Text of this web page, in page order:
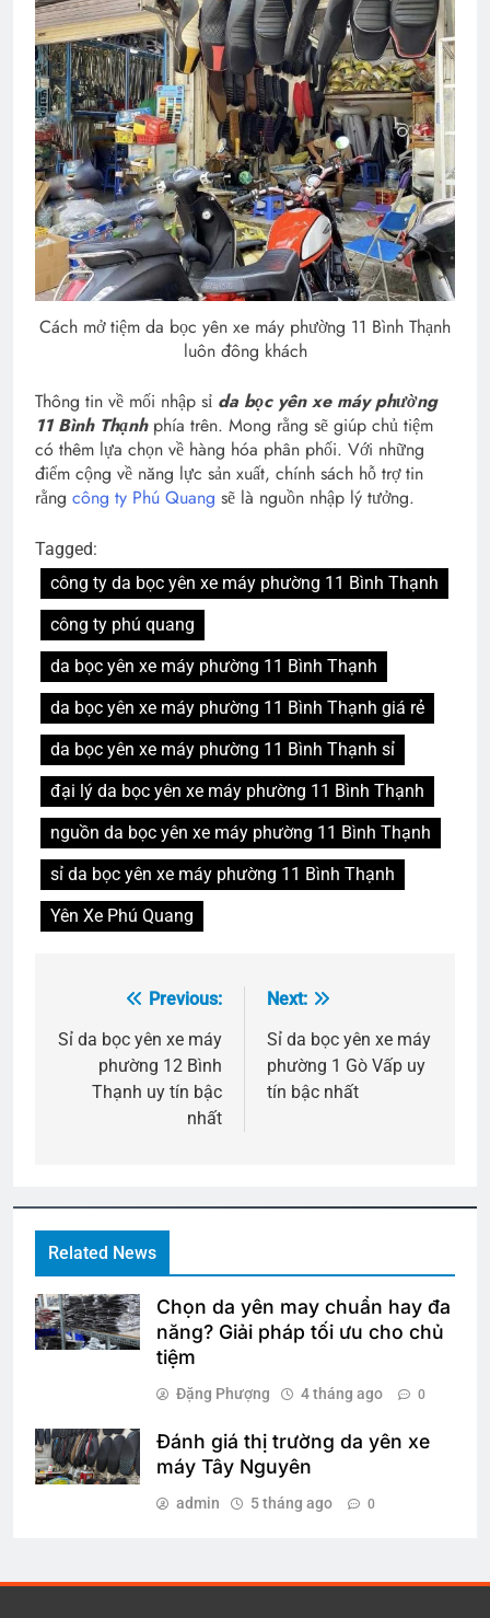
Cách mở tiệm da bọc yên xe máy phường 11 Bình Thạnh
luôn đông khách
Thông tin về mối nhập sỉ da bọc yên xe máy phường
11 Bình Thạnhphía trên. Mong rằng sẽ giúp chủ tiệm
có thêm lựa chọn về hàng hóa phân phối. Với những
điểm cộng về năng lực sản xuất, chính sách hỗ trợ tin
rằng công ty Phú Quang sẽ là nguồn nhập lý tưởng.
Tagged:
công ty da bọc yên xe máy phường 11 Bình Thạnh
công ty phú quang
da bọc yên xe máy phường 11 Bình Thạnh
da bọc yên xe máy phường 11 Bình Thạnh giá rẻ
da bọc yên xe máy phường 11 Bình Thạnh sỉ
đại lý da bọc yên xe máy phường 11 Bình Thạnh
nguồn da bọc yên xe máy phường 11 Bình Thạnh
sỉ da bọc yên xe máy phường 11 Bình Thạnh
Yên Xe Phú Quang
hướng
Previous:
Sỉ da bọc yên xe máy
phường 12 Bình
Thạnh uy tín bậc
nhất
Next:
Sỉ da bọc yên xe máy
phường 1 Gò Vấp uy
tín bậc nhất
Related News
Chọn da yên may chuẩn hay đa
năng? Giải pháp tối ưu cho chủ
tiệm
Đặng Phượng 4 tháng ago 0
Đánh giá thị trường da yên xe
máy Tây Nguyên
admin 5 tháng ago 0